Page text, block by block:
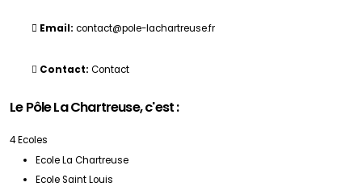
Email: contact@pole-lachartreuse.fr
Contact: Contact
Le Pôle La Chartreuse, c'est :
4 Ecoles
Ecole La Chartreuse
Ecole Saint Louis